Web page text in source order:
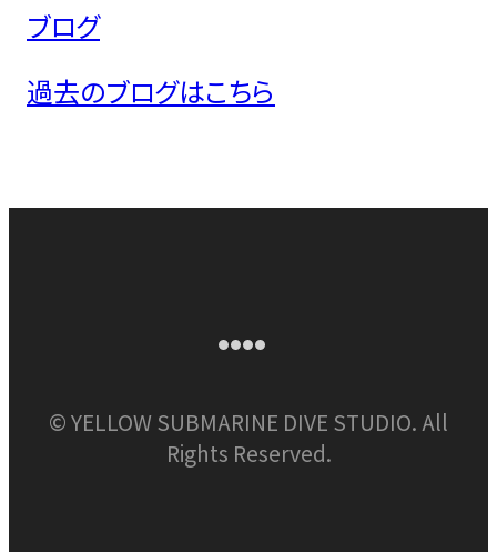
ブログ
過去のブログはこちら
©YELLOW SUBMARINE DIVE STUDIO. All
Rights Reserved.